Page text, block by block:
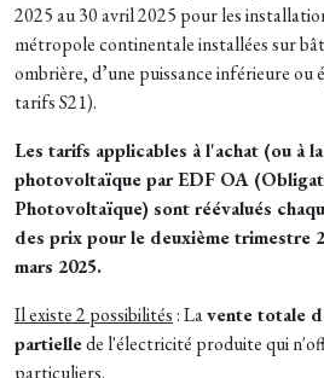
2025 au 30 avril 2025 pour les
métropole continentale installées sur
ombrière, d’une puissance inférieure ou
tarifs S21).
Les tarifs applicables à l'achat (ou à
photovoltaïque par EDF OA
Photovoltaïque) sont réévalués
des prix pour le deuxième trimestre
mars 2025.
Il existe 2 possibilités: Lavente totale
partiellede l'électricité produite qui
particuliers.